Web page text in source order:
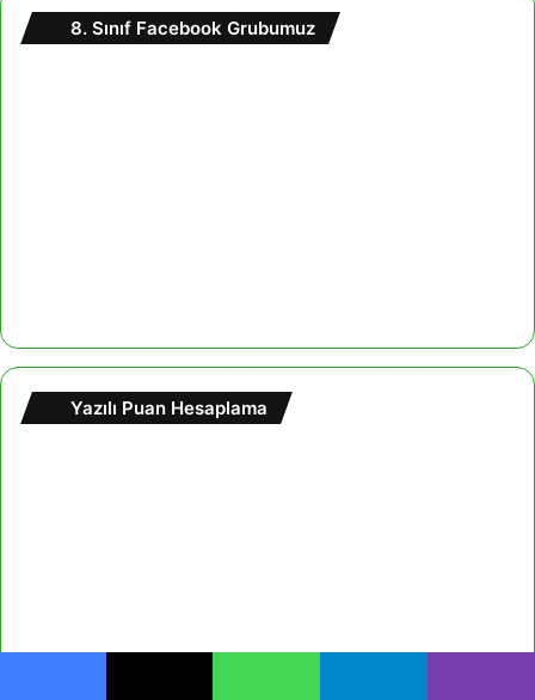
8. Sınıf Facebook Grubumuz
Yazılı Puan Hesaplama